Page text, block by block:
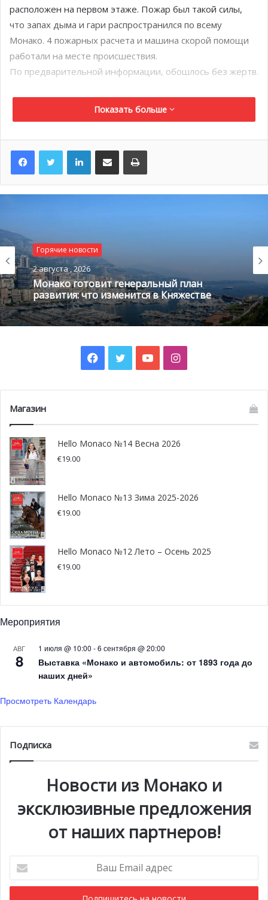
расположен на первом этаже. Пожар был такой силы,
что запах дыма и гари распространился по всему
Монако. 4 пожарных расчета и машина скорой помощи
работали на месте происшествия.
По предварительной информации, обошлось без жертв.
Показать больше
LinkedInПоделиться по электронной почте Распечатать
Горячие новости
2 августа , 2026
Монако готовит генеральный план
развития: что изменится в Княжестве
Facebook
TwitterYouTubeInstagram
Магазин
Hello Monaco №14 Весна 2026
€19.00
Hello Monaco №13 Зима 2025-2026
€19.00
Hello Monaco №12 Лето – Осень 2025
€19.00
Мероприятия
АВГ
8
1 июля @ 10:00 -6 сентября @ 20:00
Выставка «Монако и автомобиль: от 1893 года до
наших дней»
Просмотреть Календарь
Подписка
Новости из Монако и
эксклюзивные предложения
от наших партнеров!
Email
адрес